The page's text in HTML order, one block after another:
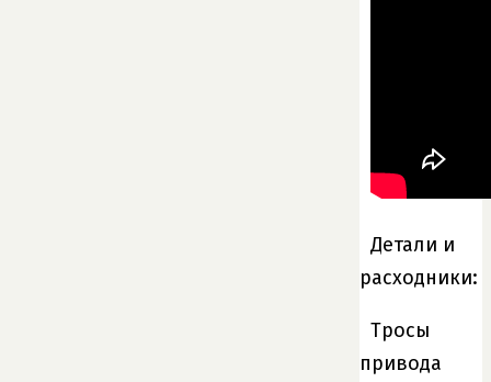
Детали и
расходники:
Тросы
привода